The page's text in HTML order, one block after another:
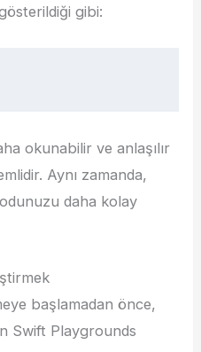
gibi:
okunabilir ve anlaşılır
Aynı zamanda,
daha kolay
başlamadan önce,
Swift Playgrounds